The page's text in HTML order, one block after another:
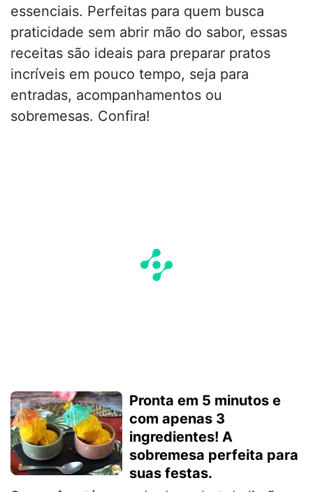
essenciais. Perfeitas para quem busca
praticidade sem abrir mão do sabor, essas
receitas são ideais para preparar pratos
incríveis em pouco tempo, seja para
entradas, acompanhamentos ou
sobremesas. Confira!
Pronta em 5 minutos e
com apenas 3
ingredientes! A
sobremesa perfeita para
suas festas.